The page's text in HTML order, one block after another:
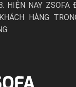
cấp ghế sofa
khách hàng
rộng khắp cả nước
HIỆN NAY ZSOFA
HÀNG